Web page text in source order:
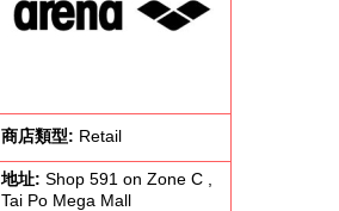
商店類型: Retail
地址: Shop 591 on Zone C ,
Tai Po Mega Mall